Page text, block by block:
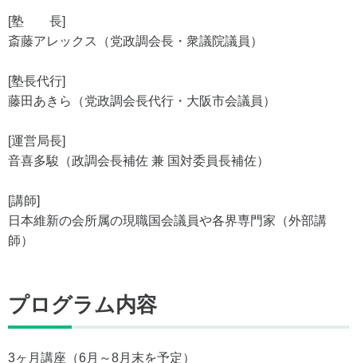
[塾 長]
斎藤アレックス（党政調会長・衆議院議員）
[塾長代行]
藤田あきら（党政調会長代行・大阪市会議員）
[運営局長]
音喜多駿（政調会長補佐 兼 国対委員長補佐）
[講師]
日本維新の会所属の現職国会議員や各界専門家（外部講
師）
プログラム内容
3ヶ月講座（6月～8月末を予定）